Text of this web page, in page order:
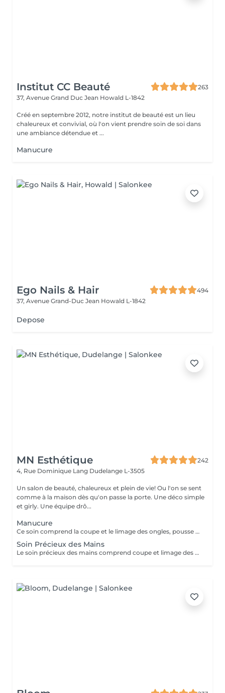
Institut CC Beauté
263
37, Avenue Grand Duc Jean Howald L-1842
Créé en septembre 2012, notre institut de beauté est un lieu
chaleureux et convivial, où l'on vient prendre soin de soi dans
une ambiance détendue et ...
Manucure
Ego Nails & Hair
494
37, Avenue Grand-Duc Jean Howald L-1842
Depose
MN Esthétique
242
4, Rue Dominique Lang Dudelange L-3505
Un salon de beauté, chaleureux et plein de vie! Ou l'on se sent
comme à la maison dès qu'on passe la porte. Une déco simple
et girly. Une équipe drô...
Manucure
Ce soin comprend la coupe et le limage des ongles, pousse et coupe des cuticules. Massage inclus. Vernis transparent pour renforcer les ongles et inclus.
Soin Précieux des Mains
Le soin précieux des mains comprend coupe et limage des ongles, pousse et coupe des cuticules. Gommage, masque et massage sont inclus. Vernis transparent pour renforcer les ongles est inclus.